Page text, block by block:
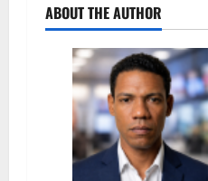
ABOUT THE AUTHOR